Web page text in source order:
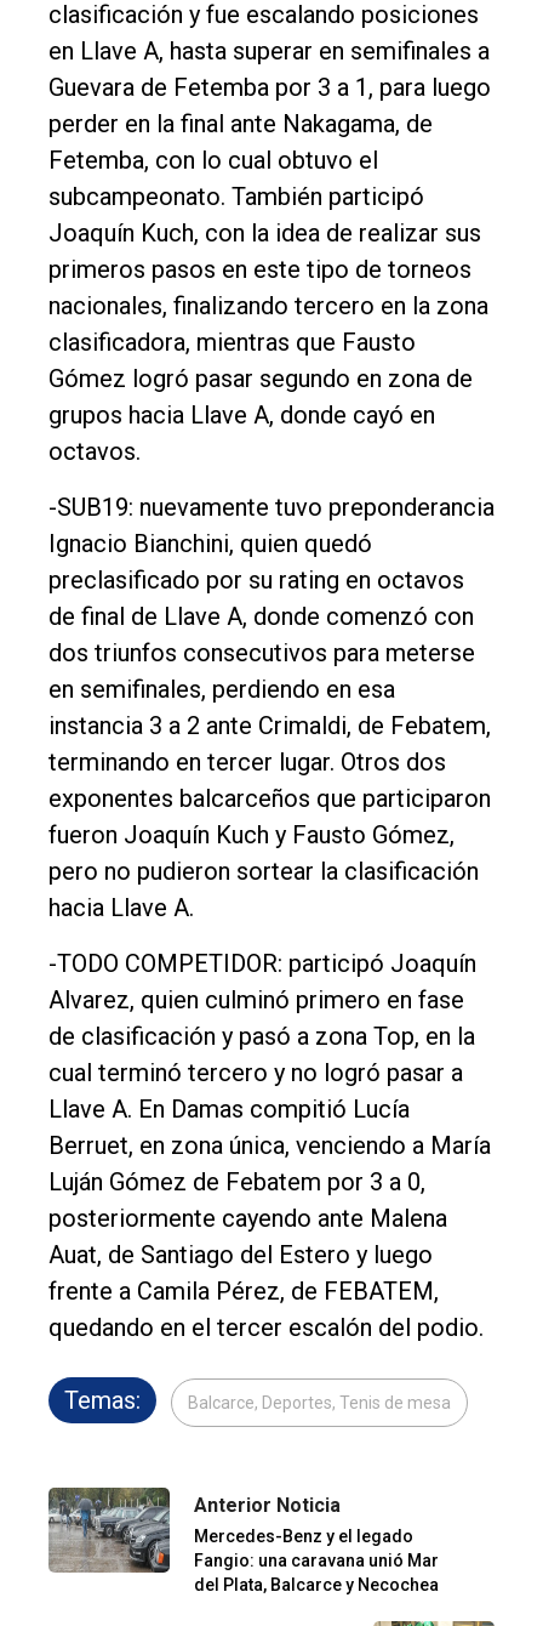
clasificación y fue escalando posiciones
en Llave A, hasta superar en semifinales a
Guevara de Fetemba por 3 a 1, para luego
perder en la final ante Nakagama, de
Fetemba, con lo cual obtuvo el
subcampeonato. También participó
Joaquín Kuch, con la idea de realizar sus
primeros pasos en este tipo de torneos
nacionales, finalizando tercero en la zona
clasificadora, mientras que Fausto
Gómez logró pasar segundo en zona de
grupos hacia Llave A, donde cayó en
octavos.
-SUB19: nuevamente tuvo preponderancia
Ignacio Bianchini, quien quedó
preclasificado por su rating en octavos
de final de Llave A, donde comenzó con
dos triunfos consecutivos para meterse
en semifinales, perdiendo en esa
instancia 3 a 2 ante Crimaldi, de Febatem,
terminando en tercer lugar. Otros dos
exponentes balcarceños que participaron
fueron Joaquín Kuch y Fausto Gómez,
pero no pudieron sortear la clasificación
hacia Llave A.
-TODO COMPETIDOR: participó Joaquín
Alvarez, quien culminó primero en fase
de clasificación y pasó a zona Top, en la
cual terminó tercero y no logró pasar a
Llave A. En Damas compitió Lucía
Berruet, en zona única, venciendo a María
Luján Gómez de Febatem por 3 a 0,
posteriormente cayendo ante Malena
Auat, de Santiago del Estero y luego
frente a Camila Pérez, de FEBATEM,
quedando en el tercer escalón del podio.
Temas: Balcarce, Deportes, Tenis de mesa
Anterior Noticia
Mercedes-Benz y el legado
Fangio: una caravana unió Mar
del Plata, Balcarce y Necochea